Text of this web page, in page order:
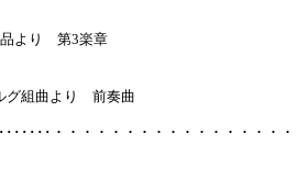
り 第3楽章
組曲より 前奏曲
･･････・・・・・・・・・・・・・・・・・